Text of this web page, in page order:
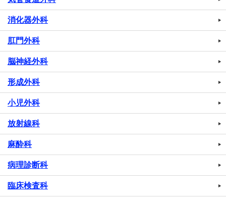
消化器外科
肛門外科
脳神経外科
形成外科
小児外科
放射線科
麻酔科
病理診断科
臨床検査科